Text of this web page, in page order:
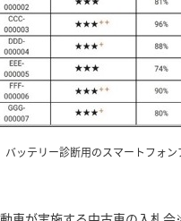
バッテリー診断用のスマートフォ